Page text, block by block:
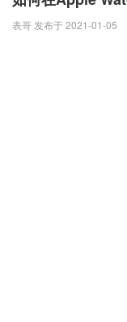
表哥 发布于 2021-01-05